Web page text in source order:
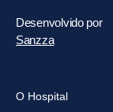
Desenvolvido por
Sanzza
O Hospital